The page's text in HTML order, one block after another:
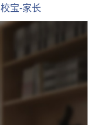
校宝-家长